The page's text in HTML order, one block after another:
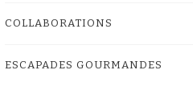
COLLABORATIONS
ESCAPADES GOURMANDES